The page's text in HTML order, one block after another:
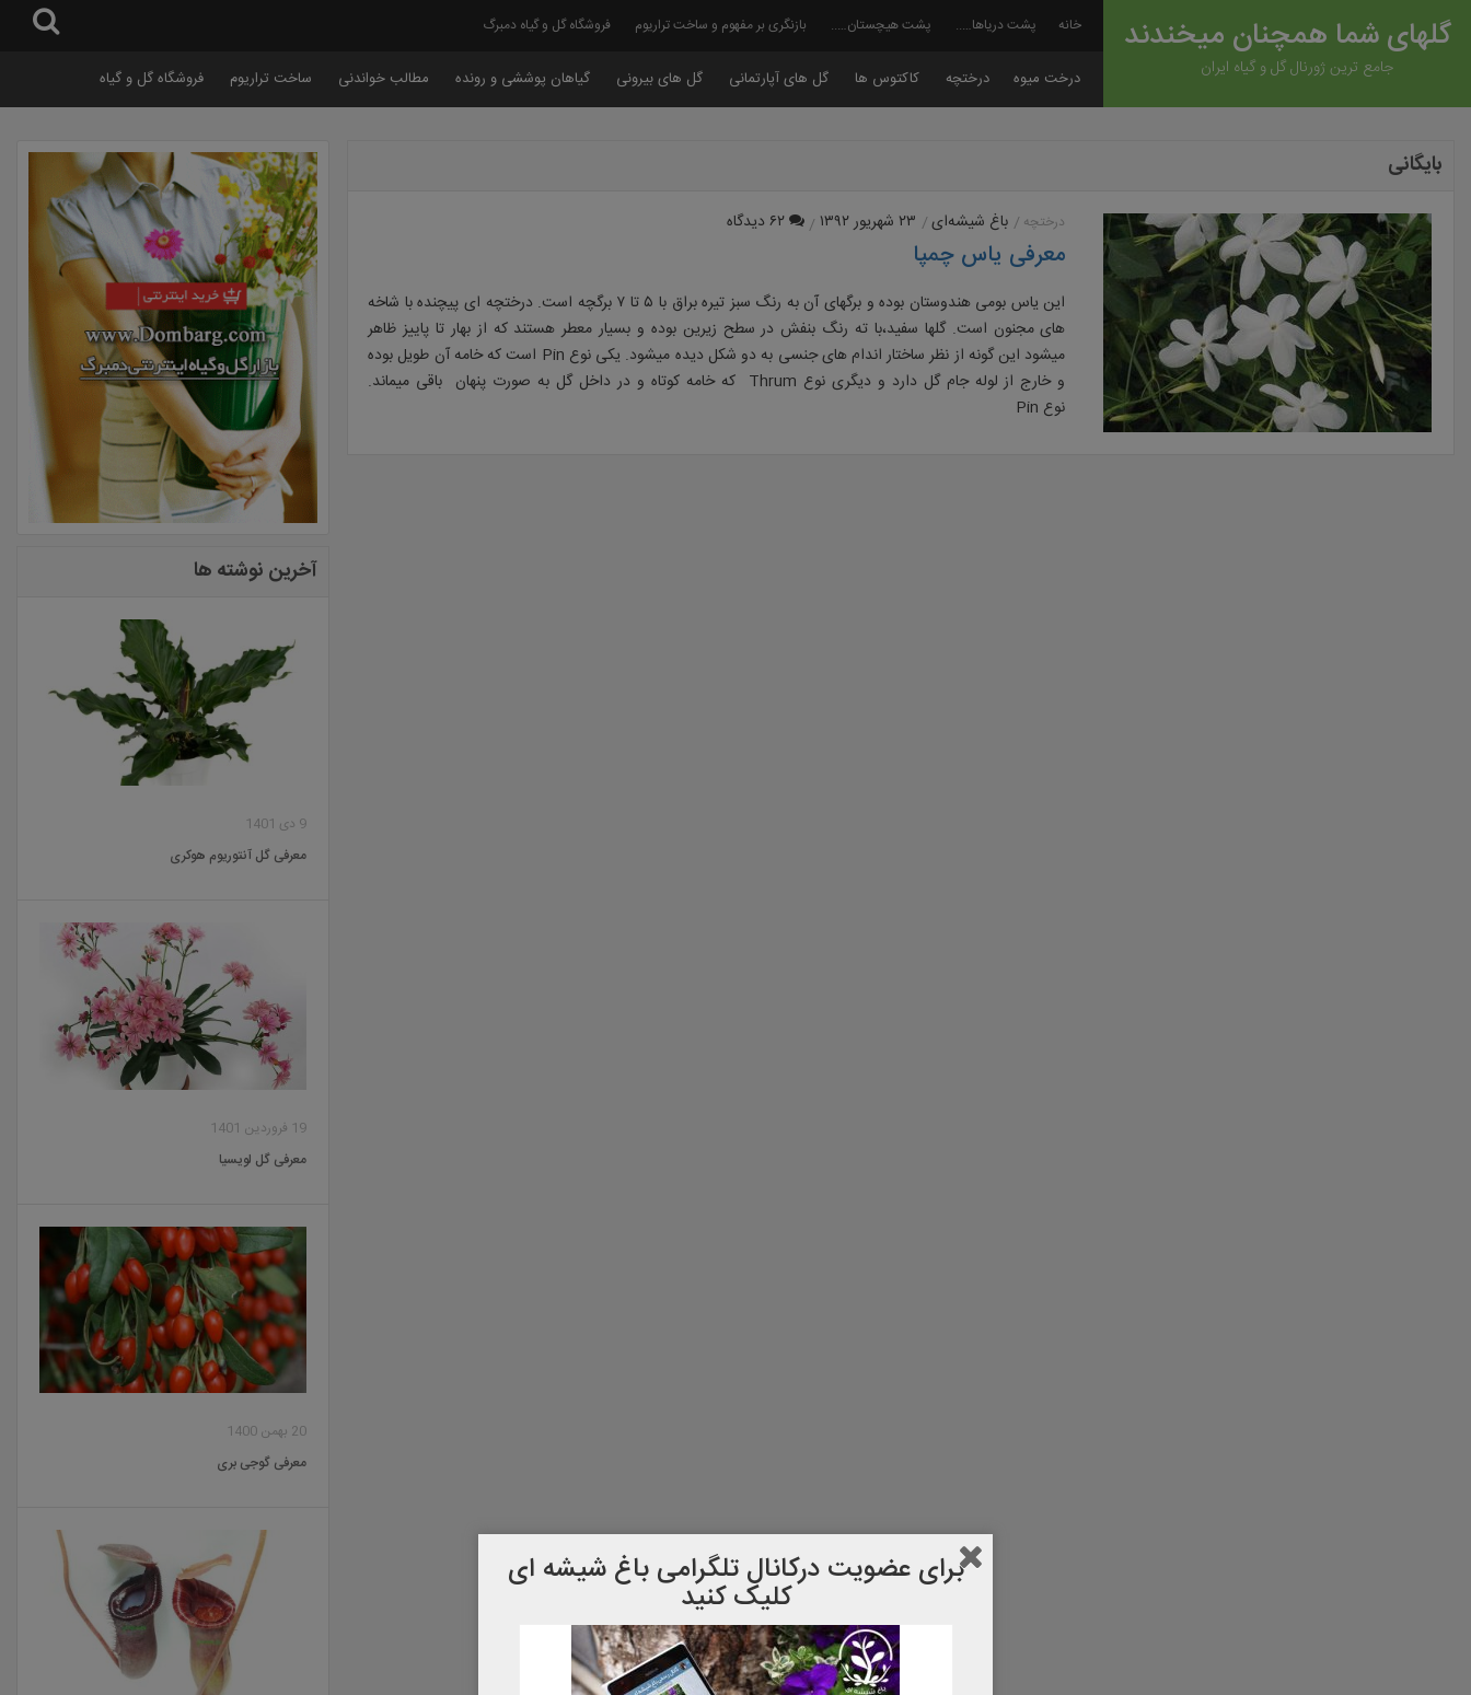
گلهای شما همچنان میخندند
جامع ترین ژورنال گل و گیاه ایران
خانه پشت دریاها….. پشت هیچستان….. بازنگری بر مفهوم و ساخت تراریوم فروشگاه گل و گیاه دمبرگ
درخت میوه درختچه کاکتوس ها گل های آپارتمانی گل های بیرونی گیاهان پوششی و رونده مطالب خواندنی ساخت تراریوم فروشگاه گل و گیاه
بایگانی
درختچه باغ شیشه‌ای ۲۳ شهریور ۱۳۹۲ ۶۲ دیدگاه
معرفی یاس چمپا
این یاس بومی هندوستان بوده و برگهای آن به رنگ سبز تیره براق با ۵ تا ۷ برگچه است. درختچه ای پیچنده با شاخه
های مجنون است. گلها سفید،با ته رنگ بنفش در سطح زیرین بوده و بسیار معطر هستند که از بهار تا پاییز ظاهر
میشود این گونه از نظر ساختار اندام های جنسی به دو شکل دیده میشود. یکی نوع Pin است که خامه آن طویل بوده
و خارج از لوله جام گل دارد و دیگری نوع Thrum که خامه کوتاه و در داخل گل به صورت پنهان باقی میماند.
نوع Pin
آخرین نوشته ها
9 دی 1401
معرفی گل آنتوریوم هوکری
19 فروردین 1401
معرفی گل لویسیا
20 بهمن 1400
معرفی گوجی بری
برای عضویت دركانال تلگرامی باغ شیشه ای
کلیک کنید